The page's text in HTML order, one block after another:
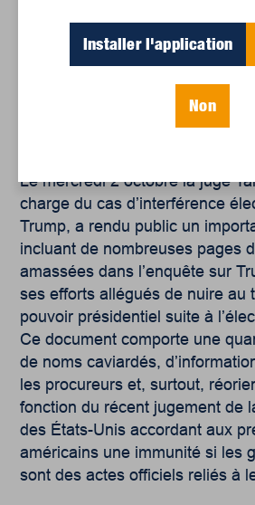
Jack Smith est le conseiller
2022 pour enquêter sur le rôle
faire la lumière sur sa gestion
Le mercredi 2 octobre la juge
charge du cas d’interférence
Trump, a rendu public un
incluant de nombreuses pages
amassées dans l’enquête sur
ses efforts allégués de nuire au
pouvoir présidentiel suite à
Ce document comporte une
de noms caviardés,
les procureurs et, surtout,
fonction du récent jugement de
des États-Unis accordant aux
américains une immunité si les
sont des actes officiels reliés à
Installer l'application
Non